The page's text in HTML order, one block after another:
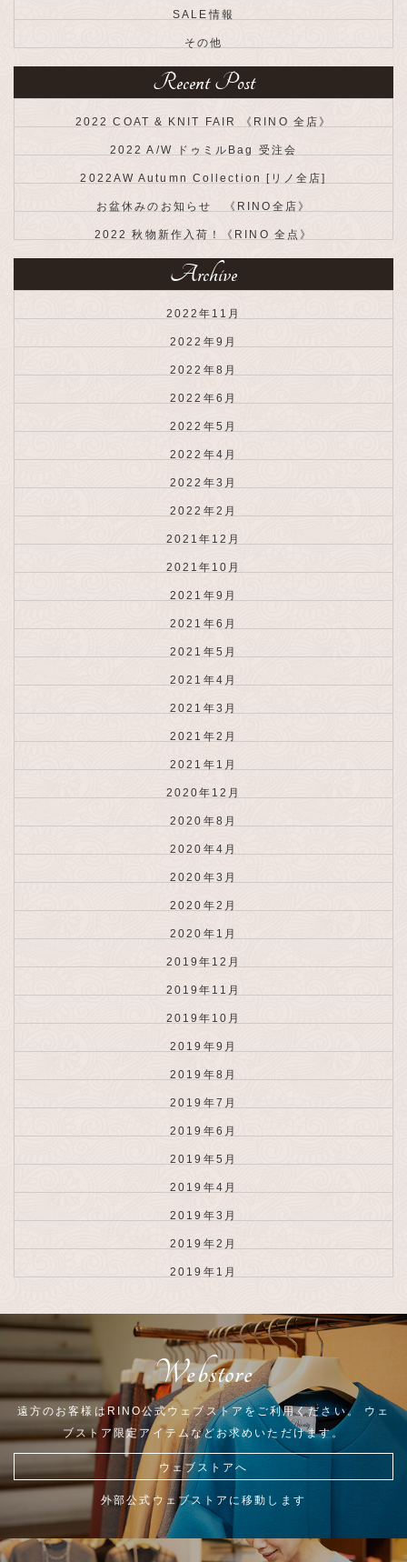
SALE情報
その他
Recent Post
2022 COAT & KNIT FAIR 《RINO 全店》
2022 A/W ドゥミルBag 受注会
2022AW Autumn Collection [リノ全店]
お盆休みのお知らせ 《RINO全店》
2022 秋物新作入荷！《RINO 全点》
Archive
2022年11月
2022年9月
2022年8月
2022年6月
2022年5月
2022年4月
2022年3月
2022年2月
2021年12月
2021年10月
2021年9月
2021年6月
2021年5月
2021年4月
2021年3月
2021年2月
2021年1月
2020年12月
2020年8月
2020年4月
2020年3月
2020年2月
2020年1月
2019年12月
2019年11月
2019年10月
2019年9月
2019年8月
2019年7月
2019年6月
2019年5月
2019年4月
2019年3月
2019年2月
2019年1月
Webstore
遠方のお客様はRINO公式ウェブストアをご利用ください。
ウェ
ブストア限定アイテムなどお求めいただけます。
ウェブストアへ
外部公式ウェブストアに移動します